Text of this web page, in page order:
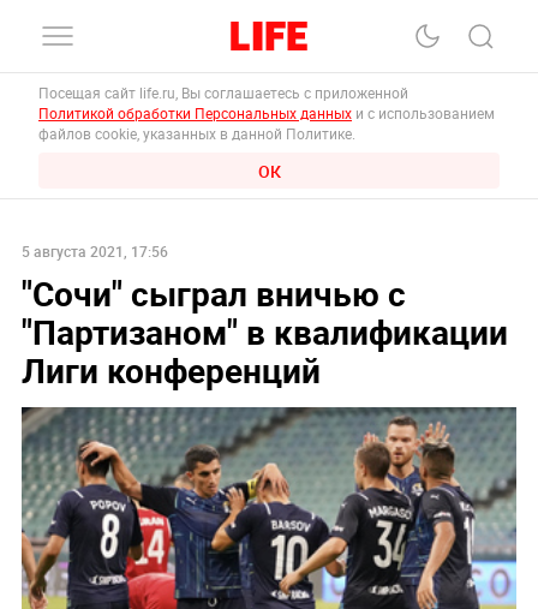
Посещая сайт life.ru, Вы соглашаетесь с приложенной
Политикой обработки Персональных данных и с использованием
файлов cookie, указанных в данной Политике.
ОК
5 августа 2021, 17:56
"Сочи" сыграл вничью с
"Партизаном" в квалификации
Лиги конференций